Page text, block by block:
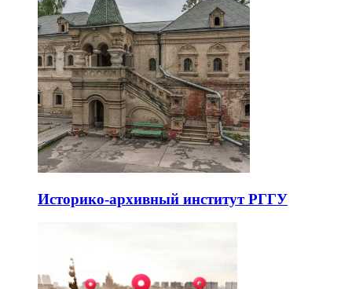
Историко-архивный институт РГГУ